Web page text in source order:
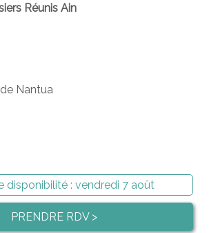
Réunis Ain
Nantua
disponibilité :vendredi 7 août
PRENDRE RDV >